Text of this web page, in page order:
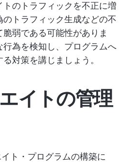
トのトラフィックを不正に増
のトラフィック生成などの不
弱である可能性がありま
行為を検知し、プログラムへ
対策を講じましょう。
イトの管理
ト・プログラムの構築に